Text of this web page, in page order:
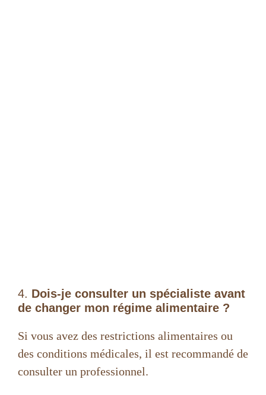
4. Dois-je consulter un spécialiste avant
de changer mon régime alimentaire ?
Si vous avez des restrictions alimentaires ou
des conditions médicales, il est recommandé de
consulter un professionnel.